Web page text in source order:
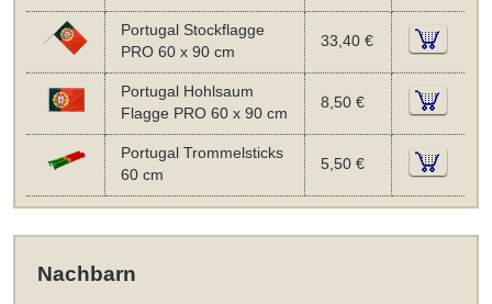
Portugal Stockflagge
PRO 60 x 90 cm
33,40 €
Portugal Hohlsaum
Flagge PRO 60 x 90 cm
8,50 €
Portugal Trommelsticks
60 cm
5,50 €
Nachbarn